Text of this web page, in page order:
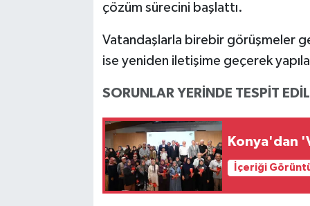
çözüm sürecini başlattı.
Vatandaşlarla birebir görüşmeler
ise yeniden iletişime geçerek
SORUNLAR YERİNDE TESPİT
Konya'dan
İçeriği